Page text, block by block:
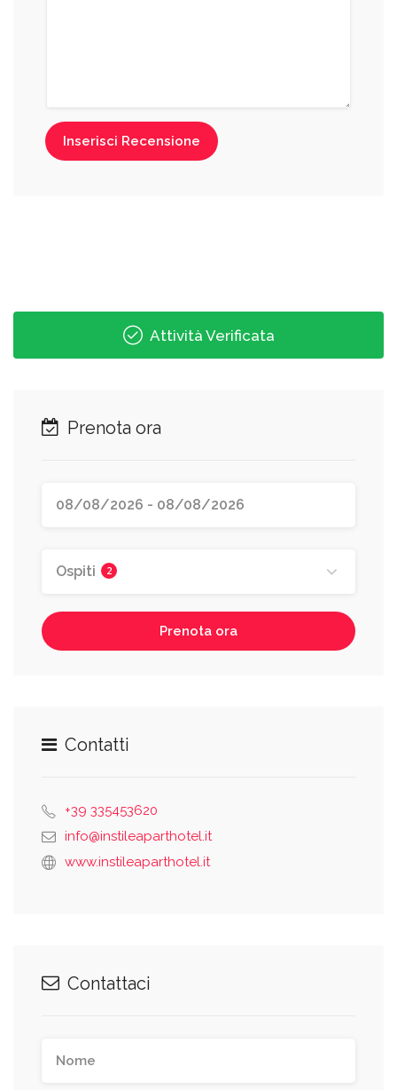
Inserisci Recensione
Attività Verificata
Prenota ora
Ospiti 2
Prenota ora
Contatti
+39 335453620
info@instileaparthotel.it
www.instileaparthotel.it
Contattaci